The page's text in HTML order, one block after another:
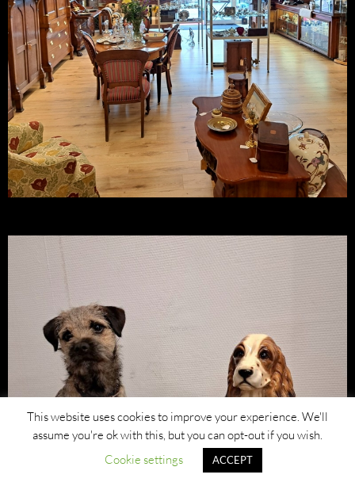
This website uses cookies to improve your experience. We'll
assume you're ok with this, but you can opt-out if you wish.
Cookie settings
ACCEPT